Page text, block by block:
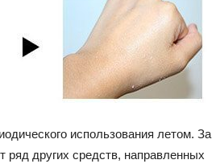
использования летом. За
ряд других средств, направленных